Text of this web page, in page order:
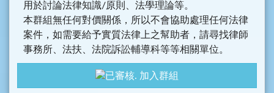
用於討論法律知識/原則、法學理論等。
本群組無任何對價關係，所以不會協助處理任何法律
案件，如需要給予實質法律上之幫助者，請尋找律師
事務所、法扶、法院訴訟輔導科等等相關單位。
加入群組